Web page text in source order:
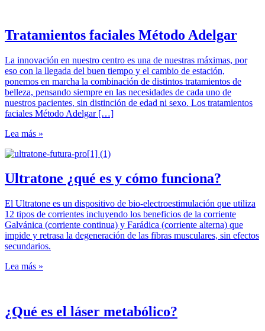
Tratamientos faciales Método Adelgar
La innovación en nuestro centro es una de nuestras máximas, por
eso con la llegada del buen tiempo y el cambio de estación,
ponemos en marcha la combinación de distintos tratamientos de
belleza, pensando siempre en las necesidades de cada uno de
nuestros pacientes, sin distinción de edad ni sexo. Los tratamientos
faciales Método Adelgar […]
Lea más »
Ultratone ¿qué es y cómo funciona?
El Ultratone es un dispositivo de bio-electroestimulación que utiliza
12 tipos de corrientes incluyendo los beneficios de la corriente
Galvánica (corriente continua) y Farádica (corriente alterna) que
impide y retrasa la degeneración de las fibras musculares, sin efectos
secundarios.
Lea más »
¿Qué es el láser metabólico?